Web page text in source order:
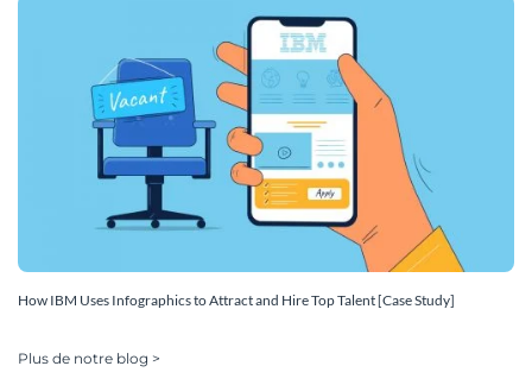
How IBM Uses Infographics to Attract and Hire Top Talent [Case Study]
Plus de notre blog >